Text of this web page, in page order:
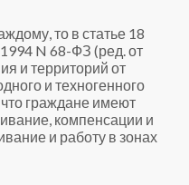
то в статье 18
N 68-ФЗ (ред. от
и территорий от
и техногенного
что граждане имеют
компенсации и
и работу в зонах